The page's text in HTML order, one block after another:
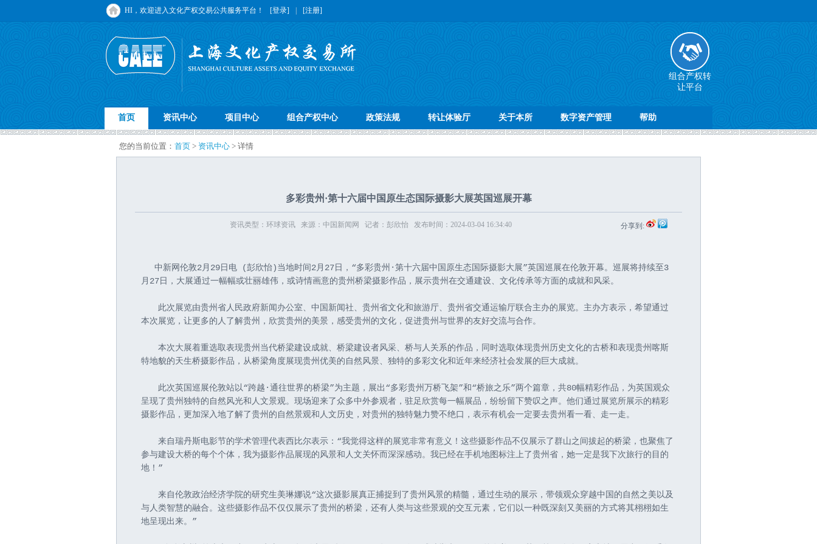
HI，欢迎进入文化产权交易公共服务平台！ [登录] [注册]
组合产权转
让平台
首页 资讯中心 项目中心 组合产权中心 政策法规 转让体验厅 关于本所 数字资产管理 帮助
您的当前位置： 首页 > 资讯中心 > 详情
多彩贵州·第十六届中国原生态国际摄影大展英国巡展开幕
分享到:
资讯类型：环球资讯 来源：中国新闻网 记者：彭欣怡 发布时间：2024-03-04 16:34:40
中新网伦敦2月29日电 (彭欣怡)当地时间2月27日，“多彩贵州·第十六届中国原生态国际摄影大展”英国巡展在伦敦开幕。巡展将持续至3
月27日，大展通过一幅幅或壮丽雄伟，或诗情画意的贵州桥梁摄影作品，展示贵州在交通建设、文化传承等方面的成就和风采。
此次展览由贵州省人民政府新闻办公室、中国新闻社、贵州省文化和旅游厅、贵州省交通运输厅联合主办的展览。主办方表示，希望通过
本次展览，让更多的人了解贵州，欣赏贵州的美景，感受贵州的文化，促进贵州与世界的友好交流与合作。
本次大展着重选取表现贵州当代桥梁建设成就、桥梁建设者风采、桥与人关系的作品，同时选取体现贵州历史文化的古桥和表现贵州喀斯
特地貌的天生桥摄影作品，从桥梁角度展现贵州优美的自然风景、独特的多彩文化和近年来经济社会发展的巨大成就。
此次英国巡展伦敦站以“跨越·通往世界的桥梁”为主题，展出“多彩贵州万桥飞架”和“桥旅之乐”两个篇章，共80幅精彩作品，为英国观众
呈现了贵州独特的自然风光和人文景观。现场迎来了众多中外参观者，驻足欣赏每一幅展品，纷纷留下赞叹之声。他们通过展览所展示的精彩
摄影作品，更加深入地了解了贵州的自然景观和人文历史，对贵州的独特魅力赞不绝口，表示有机会一定要去贵州看一看、走一走。
来自瑞丹斯电影节的学术管理代表西比尔表示：“我觉得这样的展览非常有意义！这些摄影作品不仅展示了群山之间拔起的桥梁，也聚焦了
参与建设大桥的每个个体，我为摄影作品展现的风景和人文关怀而深深感动。我已经在手机地图标注上了贵州省，她一定是我下次旅行的目的
地！”
来自伦敦政治经济学院的研究生美琳娜说“这次摄影展真正捕捉到了贵州风景的精髓，通过生动的展示，带领观众穿越中国的自然之美以及
与人类智慧的融合。这些摄影作品不仅仅展示了贵州的桥梁，还有人类与这些景观的交互元素，它们以一种既深刻又美丽的方式将其栩栩如生
地呈现出来。”